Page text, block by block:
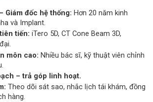
Giám đốc hệ thống: Hơn 20 năm kinh
và Implant.
tiến: iTero 5D, CT Cone Beam 3D,
môn cao: Nhiều bác sĩ, kỹ thuật viên chỉnh
– trả góp linh hoạt.
Theo dõi sát sao, nhắc lịch tái khám, đồng
hàng.